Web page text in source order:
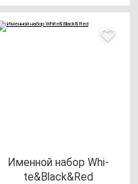
Имен­ной на­бор Whi­
te&Black&Red